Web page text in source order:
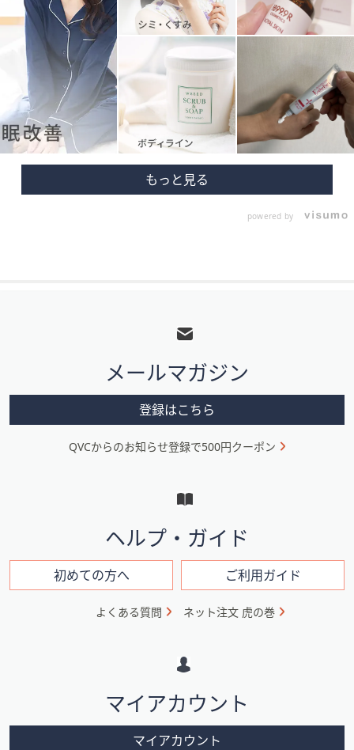
powered by
メ
ニ
ン
ン
メールマガジン
登録はこちら
QVCからのお知らせ登録で500円クーポン
ヘルプ・ガイド
初めての方へ ご利用ガイド
よくある質問 ネット注文 虎の巻
マイアカウント
マイアカウント